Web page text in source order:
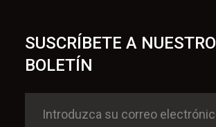
SUSCRÍBETE A NUESTRO
BOLETÍN